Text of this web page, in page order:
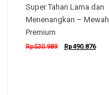
Super Tahan Lama dan
Menenangkan –
Premium
Rp530.989 Rp490.876